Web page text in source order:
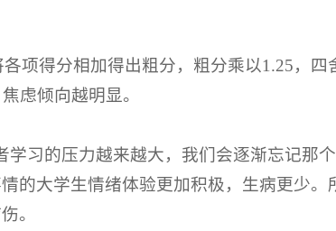
项得分相加得出粗分，粗分乘以1.25，四
虑倾向越明显。
习的压力越来越大，我们会逐渐忘记那
的大学生情绪体验更加积极，生病更少。
。